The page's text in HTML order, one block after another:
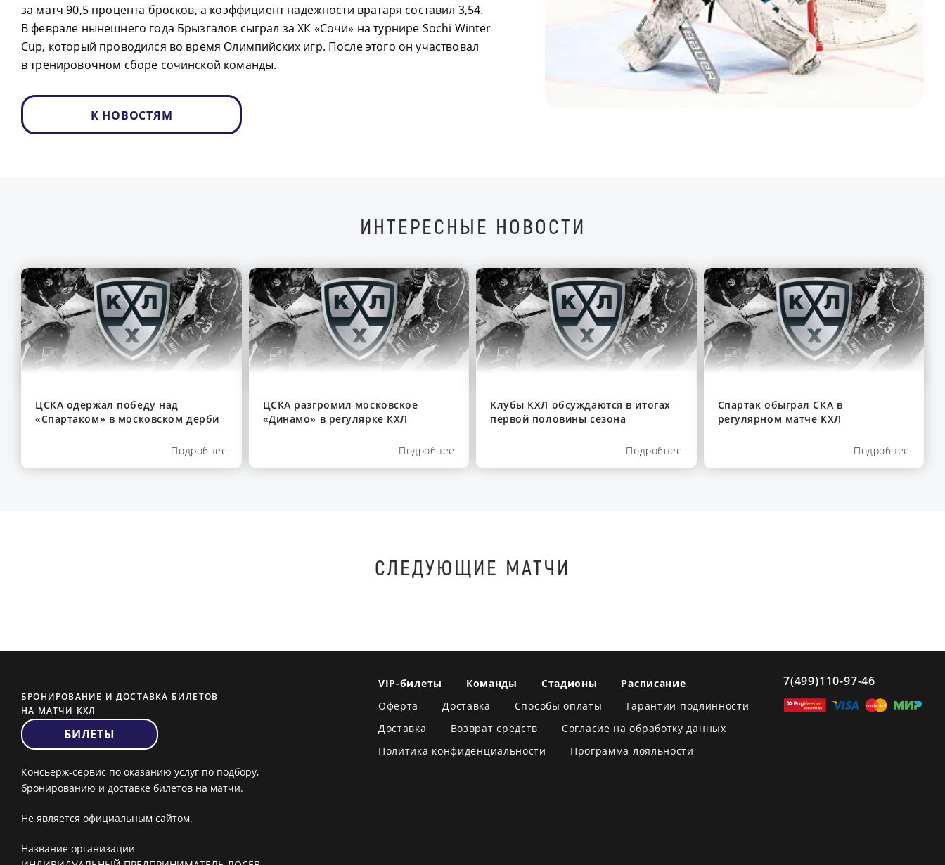
за матч 90,5 процента бросков, а коэффициент надежности вратаря составил 3,54.
В феврале нынешнего года Брызгалов сыграл за ХК «Сочи» на турнире Sochi Winter
Сup, который проводился во время Олимпийских игр. После этого он участвовал
в тренировочном сборе сочинской команды.
К НОВОСТЯМ
ИНТЕРЕСНЫЕ НОВОСТИ
ЦСКА одержал победу над
«Спартаком» в московском дерби
Подробнее
ЦСКА разгромил московское
«Динамо» в регулярке КХЛ
Подробнее
Клубы КХЛ обсуждаются в итогах
первой половины сезона
Подробнее
Спартак обыграл СКА в
регулярном матче КХЛ
Подробнее
СЛЕДУЮЩИЕ МАТЧИ
БРОНИРОВАНИЕ И ДОСТАВКА БИЛЕТОВ
НА МАТЧИ КХЛ
БИЛЕТЫ
Консьерж-сервис по оказанию услуг по подбору,
бронированию и доставке билетов на матчи.
Не является официальным сайтом.
Название организации
VIP-билеты Команды Стадионы
Расписание
Оферта
Доставка Способы оплаты
Гарантии подлинности
Доставка
Возврат средств
Согласие на обработку данных
Политика конфиденциальности
Программа лояльности
7(499)110-97-46